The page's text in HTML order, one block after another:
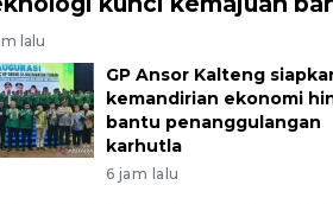
lalu
GP Ansor Kalteng
kemandirian ekonomi
bantu penanggulangan
karhutla
6 jam lalu